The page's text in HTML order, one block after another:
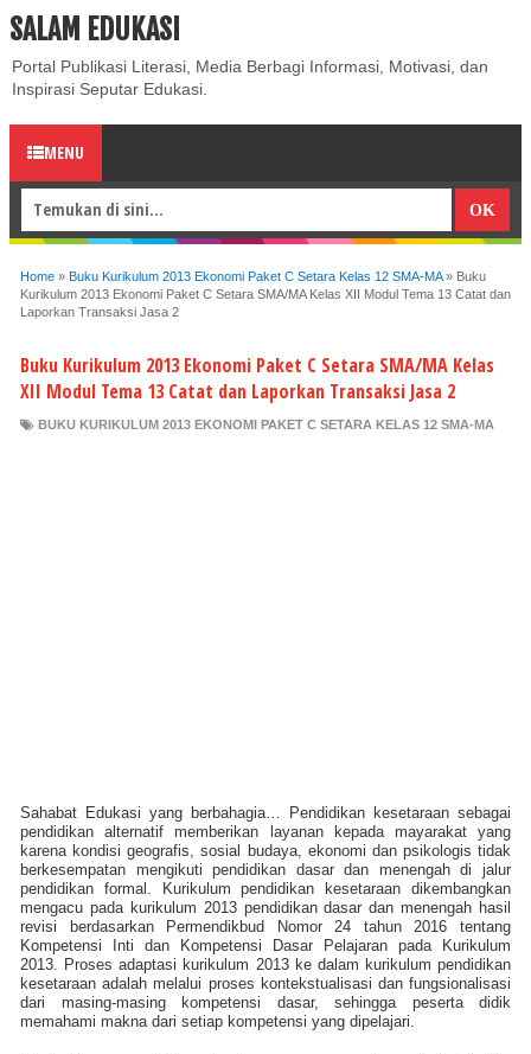
ABOUT CONTACT US
SALAM EDUKASI
Portal Publikasi Literasi, Media Berbagi Informasi, Motivasi, dan
Inspirasi Seputar Edukasi.
MENU
Home » Buku Kurikulum 2013 Ekonomi Paket C Setara Kelas 12 SMA-MA» Buku
Kurikulum 2013 Ekonomi Paket C Setara SMA/MA Kelas XII Modul Tema 13 Catat dan
Laporkan Transaksi Jasa 2
Buku Kurikulum 2013 Ekonomi Paket C Setara SMA/MA Kelas
XII Modul Tema 13 Catat dan Laporkan Transaksi Jasa 2
BUKU KURIKULUM 2013 EKONOMI PAKET C SETARA KELAS 12 SMA-MA
Sahabat Edukasi yang berbahagia… Pendidikan kesetaraan sebagai
pendidikan alternatif memberikan layanan kepada mayarakat yang
karena kondisi geografis, sosial budaya, ekonomi dan psikologis tidak
berkesempatan mengikuti pendidikan dasar dan menengah di jalur
pendidikan formal. Kurikulum pendidikan kesetaraan dikembangkan
mengacu pada kurikulum 2013 pendidikan dasar dan menengah hasil
revisi berdasarkan Permendikbud Nomor 24 tahun 2016 tentang
Kompetensi Inti dan Kompetensi Dasar Pelajaran pada Kurikulum
2013. Proses adaptasi kurikulum 2013 ke dalam kurikulum pendidikan
kesetaraan adalah melalui proses kontekstualisasi dan fungsionalisasi
dari masing-masing kompetensi dasar, sehingga peserta didik
memahami makna dari setiap kompetensi yang dipelajari.